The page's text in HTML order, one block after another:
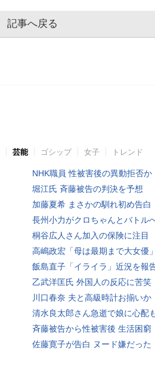
記事へ戻る
芸能 ゴシップ 女子 トレンド
NHK職員 性被害後の異動拒否か
堀江氏 斉藤被告の判決を予想
加藤夏希 まさかの馴れ初め告白
長州小力がクロちゃんとバトル
桐谷広人さん加入の保険に注目
高嶋政宏「母は最期まで大女優」
飯島直子「イライラ」近況を報
乙武洋匡氏 外国人の反応に苦笑
川口春奈 夫と高級時計お揃いか
清水良太郎さん急逝で娘に心配
斉藤被告から性被害後 生活困窮
佐藤寛子が告白 ヌード嫌だった